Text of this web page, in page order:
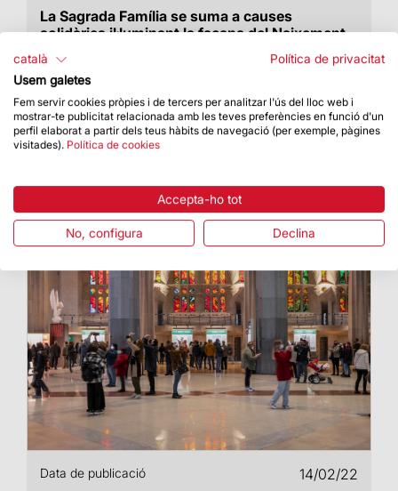
La Sagrada Família se suma a causes
solidàries il·luminant la façana del Naixement
Enguany seran tres il·luminacions per a diferents
malalties
Data de publicació
14/02/22
català
Política de privacitat
Usem galetes
Fem servir cookies pròpies i de tercers per analitzar l'ús del lloc web i
mostrar-te publicitat relacionada amb les teves preferències en funció d'un
perfil elaborat a partir dels teus hàbits de navegació (per exemple, pàgines
visitades). Política de cookies
Accepta-ho tot
No, configura Declina